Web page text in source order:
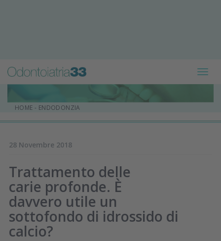
HOME - ENDODONZIA
28 Novembre 2018
Trattamento delle
carie profonde. È
davvero utile un
sottofondo di idrossido di
calcio?